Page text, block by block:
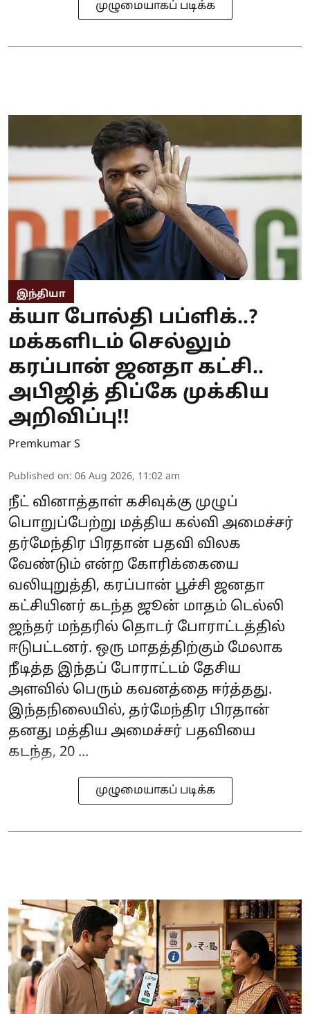
முழுமையாகப் படிக்க
இந்தியா
க்யா போல்தி பப்ளிக்..?
மக்களிடம் செல்லும்
கரப்பான் ஜனதா கட்சி..
அபிஜித் திப்கே முக்கிய
அறிவிப்பு!!
Premkumar S
Published on: 06 Aug 2026, 11:02 am
நீட் வினாத்தாள் கசிவுக்கு முழுப்
பொறுப்பேற்று மத்திய கல்வி அமைச்சர்
தர்மேந்திர பிரதான் பதவி விலக
வேண்டும் என்ற கோரிக்கையை
வலியுறுத்தி, கரப்பான் பூச்சி ஜனதா
கட்சியினர் கடந்த ஜூன் மாதம் டெல்லி
ஜந்தர் மந்தரில் தொடர் போராட்டத்தில்
ஈடுபட்டனர். ஒரு மாதத்திற்கும் மேலாக
நீடித்த இந்தப் போராட்டம் தேசிய
அளவில் பெரும் கவனத்தை ஈர்த்தது.
இந்தநிலையில், தர்மேந்திர பிரதான்
தனது மத்திய அமைச்சர் பதவியை
கடந்த, 20 ...
முழுமையாகப் படிக்க